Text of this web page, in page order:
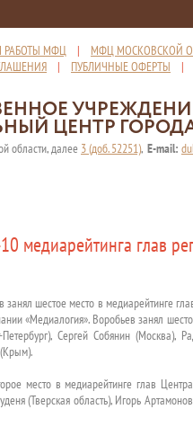
РАБОТЫ МФЦ | МФЦ МОСКОВСКОЙ
| ПУБЛИЧНЫЕ ОФЕРТЫ |
ЦЕНТР
области, далее 3 (доб. 52251), E-mail:
медиарейтинга глав
шестое место в медиарейтинге
«Медиалогия». Воробьев занял
Сергей Собянин (Москва),
место в медиарейтинге глав
(Тверская область), Игорь